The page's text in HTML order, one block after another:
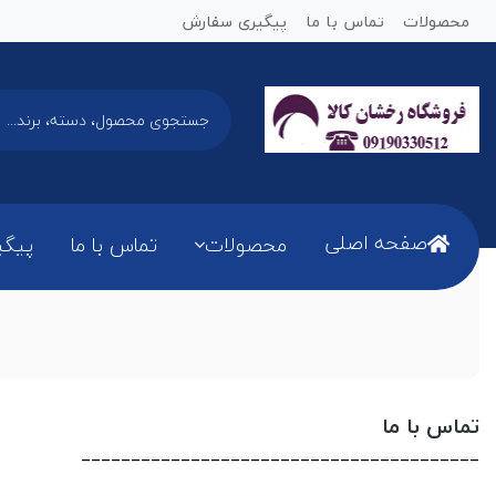
محصولات تماس با ما پیگیری سفارش
صفحه اصلی محصولات تماس با ما
تماس با ما
________________________________________